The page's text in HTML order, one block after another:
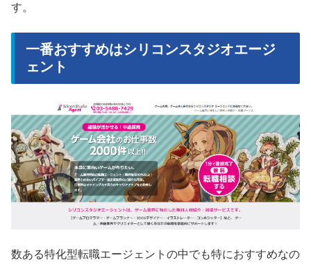
す。
一番おすすめはシリコンスタジオエージ
ェント
数ある特化型転職エージェントの中でも特におすすめなの